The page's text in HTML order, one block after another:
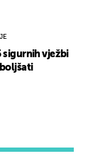
sigurnih vježbi